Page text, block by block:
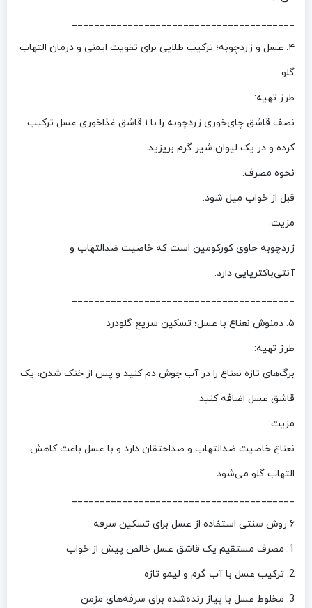
________________________________________
۴. عسل و زردچوبه؛ ترکیب طلایی برای تقویت ایمنی و درمان التهاب
گلو
طرز تهیه:
نصف قاشق چای‌خوری زردچوبه را با ۱ قاشق غذاخوری عسل ترکیب
کرده و در یک لیوان شیر گرم بریزید.
نحوه مصرف:
قبل از خواب میل شود.
مزیت:
زردچوبه حاوی کورکومین است که خاصیت ضدالتهاب و
آنتی‌باکتریایی دارد.
________________________________________
۵. دمنوش نعناع با عسل؛ تسکین سریع گلودرد
طرز تهیه:
برگ‌های تازه نعناع را در آب جوش دم کنید و پس از خنک شدن، یک
قاشق عسل اضافه کنید.
مزیت:
نعناع خاصیت ضدالتهاب و ضداحتقان دارد و با عسل باعث کاهش
التهاب گلو می‌شود.
________________________________________
۶ روش سنتی استفاده از عسل برای تسکین سرفه
1. مصرف مستقیم یک قاشق عسل خالص پیش از خواب
2. ترکیب عسل با آب گرم و لیمو تازه
3. مخلوط عسل با پیاز رنده‌شده برای سرفه‌های مزمن